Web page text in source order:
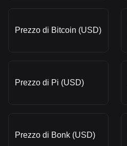
Prezzo di Bitcoin (USD)
Prezzo di Pi (USD)
Prezzo di Bonk (USD)